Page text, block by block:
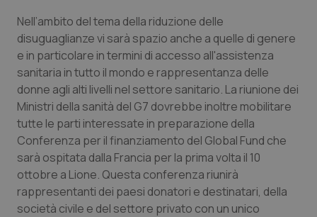
Quotidiano Chirurgia
Quotidiano Oncologia
Quotidiano Pediatria
Rene & patologie urogenitali
Salute orale & impianti
Sangue & coagulazione
Nell’ambito del tema della riduzione delle
disuguaglianze vi sarà spazio anche a quelle di genere
e in particolare in termini di accesso all'assistenza
sanitaria in tutto il mondo e rappresentanza delle
donne agli alti livelli nel settore sanitario. La riunione dei
Ministri della sanità del G7 dovrebbe inoltre mobilitare
tutte le parti interessate in preparazione della
Conferenza per il finanziamento del Global Fund che
sarà ospitata dalla Francia per la prima volta il 10
ottobre a Lione. Questa conferenza riunirà
rappresentanti dei paesi donatori e destinatari, della
società civile e del settore privato con un unico